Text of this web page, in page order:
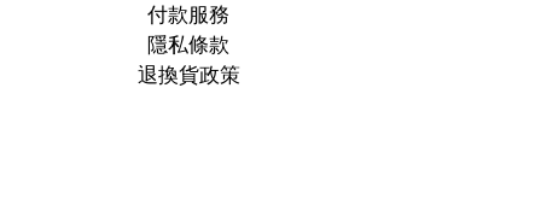
付款服務
隱私條款
退換貨政策